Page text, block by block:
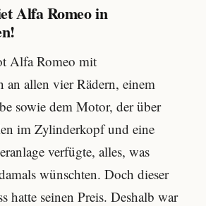
Alfa Romeo in
Alfa Romeo mit
an allen vier Rädern, einem
sowie dem Motor, der über
im Zylinderkopf und eine
verfügte, alles, was
wünschten. Doch dieser
hatte seinen Preis. Deshalb war